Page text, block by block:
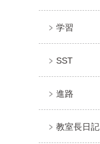
学習
SST
進路
教室長日記